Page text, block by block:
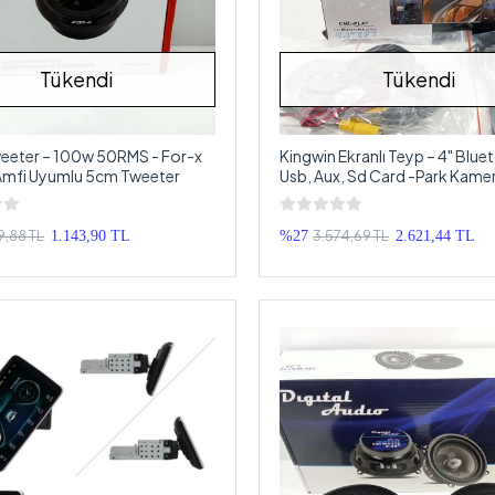
Tükendi
– 100w 50RMS - For-x
Uyumlu 5cm Tweeter
TL 1.143,90 TL
Tükendi
Kingwin Ekranlı Teyp – 4"
Usb, Aux, Sd Card -Park
Hediyeli
%27 3.574,69 TL 2.621,44 TL